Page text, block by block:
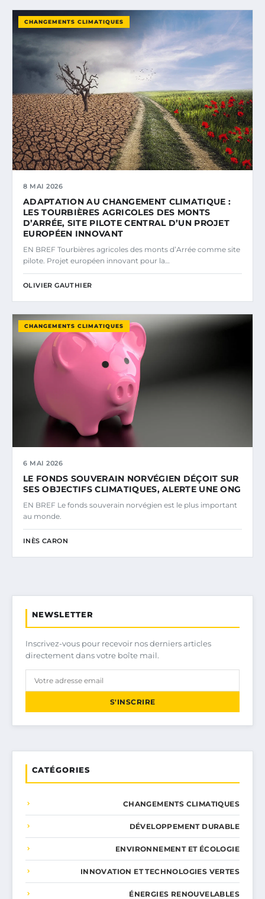
CHANGEMENTS CLIMATIQUES
8 MAI 2026
ADAPTATION AU CHANGEMENT CLIMATIQUE :
LES TOURBIÈRES AGRICOLES DES MONTS
D’ARRÉE, SITE PILOTE CENTRAL D’UN PROJET
EUROPÉEN INNOVANT
EN BREF Tourbières agricoles des monts d’Arrée comme site
pilote. Projet européen innovant pour la…
OLIVIER GAUTHIER
CHANGEMENTS CLIMATIQUES
6 MAI 2026
LE FONDS SOUVERAIN NORVÉGIEN DÉÇOIT SUR
SES OBJECTIFS CLIMATIQUES, ALERTE UNE ONG
EN BREF Le fonds souverain norvégien est le plus important
au monde.
INÈS CARON
NEWSLETTER
Inscrivez-vous pour recevoir nos derniers articles
directement dans votre boîte mail.
S'INSCRIRE
CATÉGORIES
CHANGEMENTS CLIMATIQUES
DÉVELOPPEMENT DURABLE
ENVIRONNEMENT ET ÉCOLOGIE
INNOVATION ET TECHNOLOGIES VERTES
ÉNERGIES RENOUVELABLES